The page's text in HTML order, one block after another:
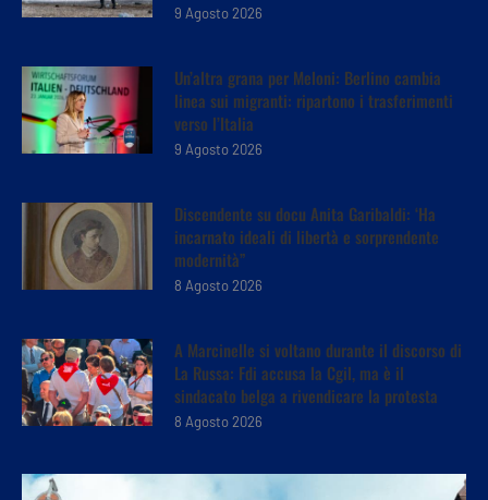
9 Agosto 2026
Un’altra grana per Meloni: Berlino cambia
linea sui migranti: ripartono i trasferimenti
verso l’Italia
9 Agosto 2026
Discendente su docu Anita Garibaldi: ‘Ha
incarnato ideali di libertà e sorprendente
modernità”
8 Agosto 2026
A Marcinelle si voltano durante il discorso di
La Russa: Fdi accusa la Cgil, ma è il
sindacato belga a rivendicare la protesta
8 Agosto 2026